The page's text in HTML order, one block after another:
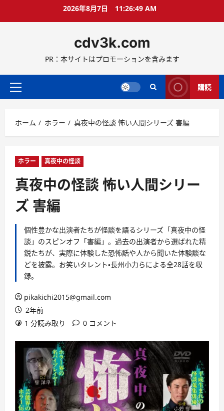
ス
ッ
2026年8月7日 11:26:50 AM
cdv3k.com
PR：本サイトはプロモーションを含みます
メ
メ
ニ
ー
購読
ホーム ホラー 真夜中の怪談 怖い人間シリーズ 害編
ホラー 真夜中の怪談
真夜中の怪談 怖い人間シリー
ズ 害編
個性豊かな出演者たちが怪談を語るシリーズ「真夜中の怪
談」のスピンオフ「害編」。過去の出演者から選ばれた精
鋭たちが、実際に体験した恐怖話や人から聞いた体験談な
どを披露。お笑いタレント・長州小力らによる全28話を収
録。
pikakichi2015@gmail.com
2年前
1 分読み取り
0 コメント